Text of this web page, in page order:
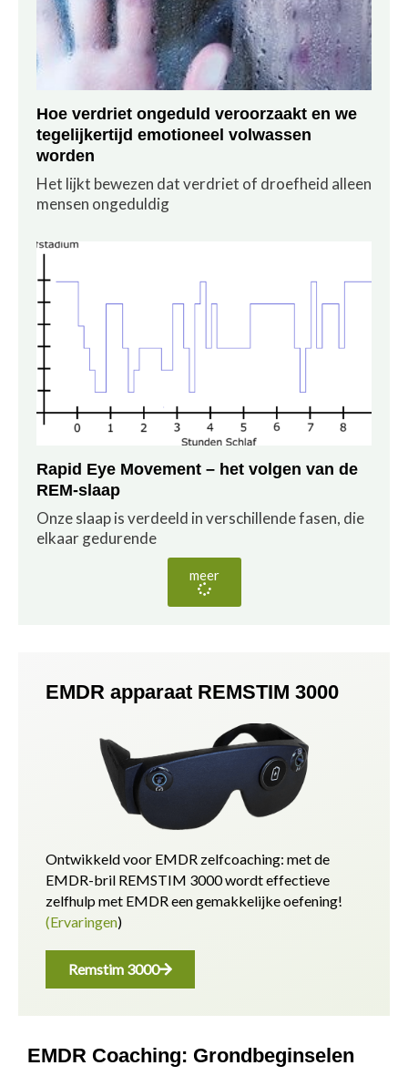
Hoe verdriet ongeduld veroorzaakt en we
tegelijkertijd emotioneel volwassen
worden
Het lijkt bewezen dat verdriet of droefheid alleen
mensen ongeduldig
Rapid Eye Movement – het volgen van de
REM-slaap
Onze slaap is verdeeld in verschillende fasen, die
elkaar gedurende
meer
EMDR apparaat REMSTIM 3000
Ontwikkeld voor EMDR zelfcoaching: met de
EMDR-bril REMSTIM 3000 wordt effectieve
zelfhulp met EMDR een gemakkelijke oefening!
(Ervaringen)
Remstim 3000
EMDR Coaching: Grondbeginselen